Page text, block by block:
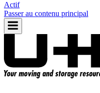
Actif
Passer au contenu principal